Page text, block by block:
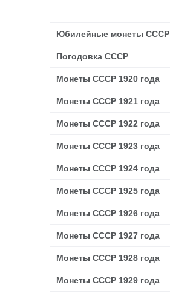
Юбилейные монеты СССР
Погодовка СССР
Монеты СССР 1920 года
Монеты СССР 1921 года
Монеты СССР 1922 года
Монеты СССР 1923 года
Монеты СССР 1924 года
Монеты СССР 1925 года
Монеты СССР 1926 года
Монеты СССР 1927 года
Монеты СССР 1928 года
Монеты СССР 1929 года